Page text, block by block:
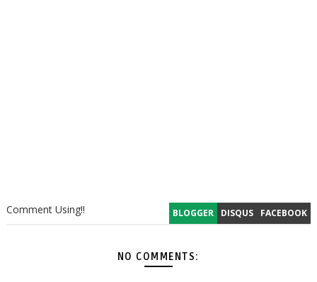
BLOGGER DISQUS FACEBOOK
Comment Using!!
NO COMMENTS: